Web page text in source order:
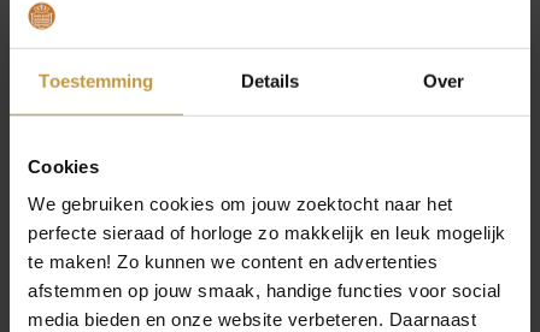
Toestemming Details Over
Cookies
We gebruiken cookies om jouw zoektocht naar het
perfecte sieraad of horloge zo makkelijk en leuk mogelijk
te maken! Zo kunnen we content en advertenties
afstemmen op jouw smaak, handige functies voor social
media bieden en onze website verbeteren. Daarnaast
Thomas Sabo SALE
Horloges Sale
Claude Bernard horloges SALE
Joy de la Luz Horloges SALE
Cadeau’s›
Tot €50,00
€50,00 tot €100,00
€100,00 tot €250,00
€250,00 tot €500,00
€500,00 tot €1.000,00